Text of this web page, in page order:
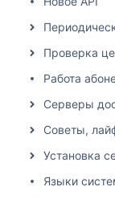
Проверка
Работа
Серверы
Советы,
Установка
Языки